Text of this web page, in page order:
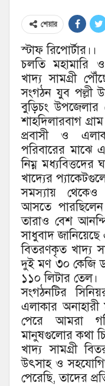
শেয়ার
স্টাফ রিপোর্টার।।
চলতি মহামারি
খাদ্য সামগ্রী
সংগঠন যুব পল্লী
বুড়িচং উপজেলার
শাহদিলারবাগ
প্রবাসী ও
পরিবারের মাঝে
নিম্ন
খাদ্যের
সমস্যায় থেকেও
আসতে পারছিলেন
তারাও বেশ
সাধুবাদ
বিতরণকৃত খাদ্য
দুই মণ ৩০ কেজি
১১০ লিটার তেল।
সংগঠনটির
এলাকার
পেরে আমরা
মানুষগুলোর কথা
খাদ্য সামগ্রী
উৎসাহ ও
পেরেছি, তাদের